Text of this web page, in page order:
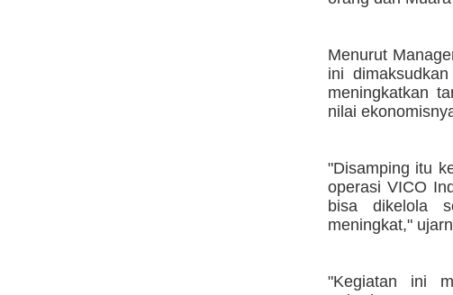
Menurut
ini
meningkatkan
nilai
"Disamping itu
operasi VICO
bisa dikelola
meningkat,"
"Kegiatan ini